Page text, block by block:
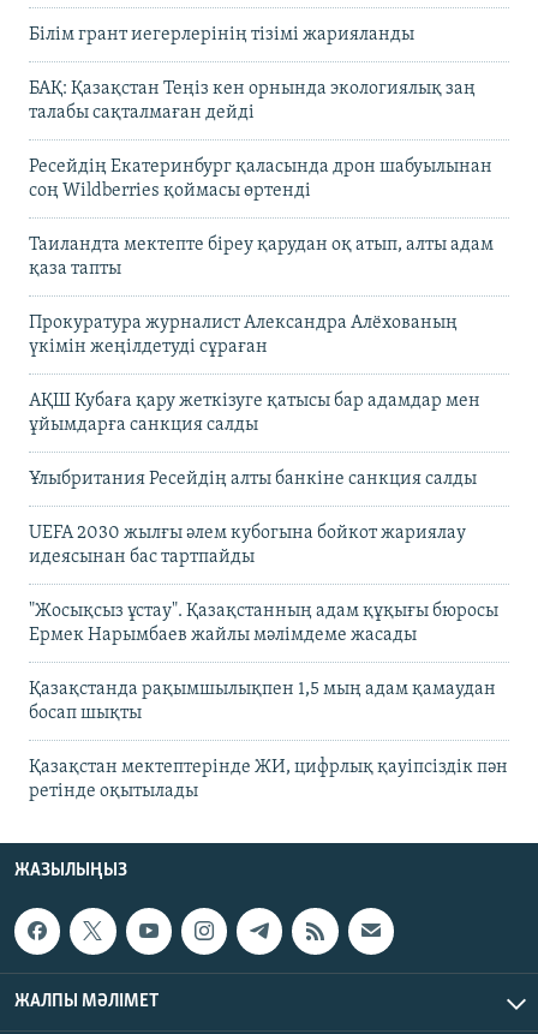
Білім грант иегерлерінің тізімі жарияланды
БАҚ: Қазақстан Теңіз кен орнында экологиялық заң
талабы сақталмаған дейді
Ресейдің Екатеринбург қаласында дрон шабуылынан
соң Wildberries қоймасы өртенді
Таиландта мектепте біреу қарудан оқ атып, алты адам
қаза тапты
Прокуратура журналист Александра Алёхованың
үкімін жеңілдетуді сұраған
АҚШ Кубаға қару жеткізуге қатысы бар адамдар мен
ұйымдарға санкция салды
Ұлыбритания Ресейдің алты банкіне санкция салды
UEFA 2030 жылғы әлем кубогына бойкот жариялау
идеясынан бас тартпайды
"Жосықсыз ұстау". Қазақстанның адам құқығы бюросы
Ермек Нарымбаев жайлы мәлімдеме жасады
Қазақстанда рақымшылықпен 1,5 мың адам қамаудан
босап шықты
Қазақстан мектептерінде ЖИ, цифрлық қауіпсіздік пән
ретінде оқытылады
ЖАЗЫЛЫҢЫЗ
ЖАЛПЫ МӘЛІМЕТ